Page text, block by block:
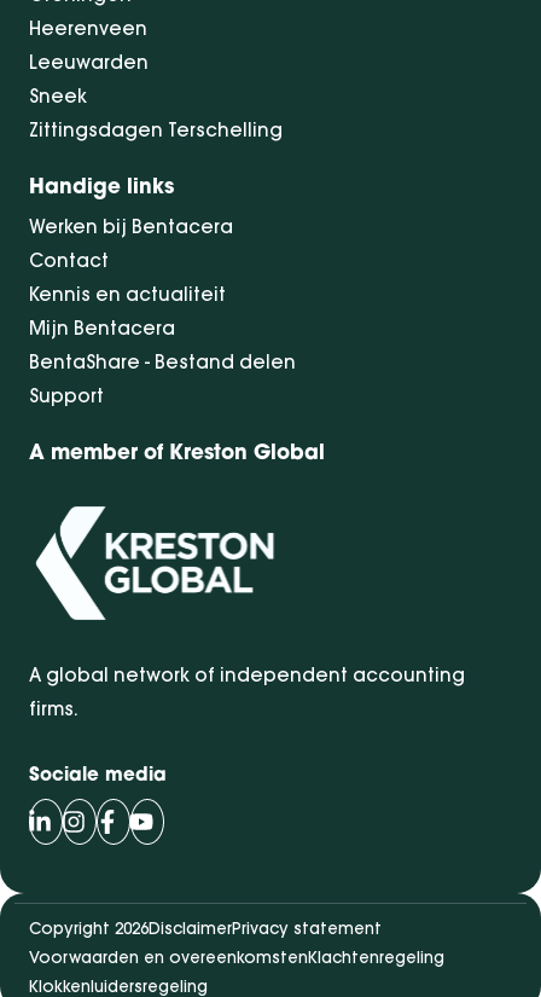
Heerenveen
Leeuwarden
Sneek
Zittingsdagen Terschelling
Handige links
Werken bij Bentacera
Contact
Kennis en actualiteit
Mijn Bentacera
BentaShare - Bestand delen
Support
A member of Kreston Global
A global network of independent accounting
firms.
Sociale media
Volg Bentacera op LinkedIn
Volg Bentacera op Instagram
Volg Bentacera op Facebook
Volg Bentacera op Youtube
Copyright 2026DisclaimerPrivacy statement
Voorwaarden en overeenkomstenKlachtenregeling
Klokkenluidersregeling